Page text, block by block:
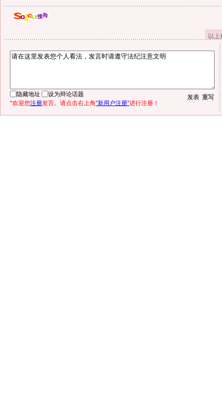
以
隐藏地址
设为辩论话题
*欢迎您注册发言。请点击右上角“新用户注册”进行注册！